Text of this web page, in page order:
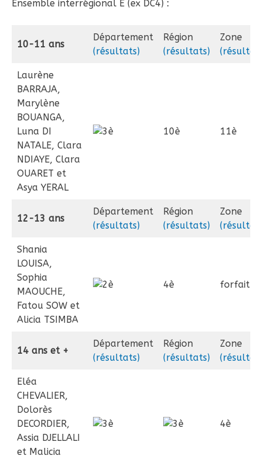
Ensemble interrégional E (ex DC4) :
10-11 ans
Département
(résultats)
Région
(résultats)
Zone
Laurène
BARRAJA,
Marylène
BOUANGA,
Luna DI
NATALE, Clara
NDIAYE, Clara
OUARET et
Asya YERAL
10è 11è
12-13 ans
Département
(résultats)
Région
(résultats)
Zone
Shania
LOUISA,
Sophia
MAOUCHE,
Fatou SOW et
Alicia TSIMBA
4è forfait
14 ans et +
Département
(résultats)
Région
(résultats)
Zone
Eléa
CHEVALIER,
Dolorès
DECORDIER,
Assia DJELLALI
et Malicia
4è